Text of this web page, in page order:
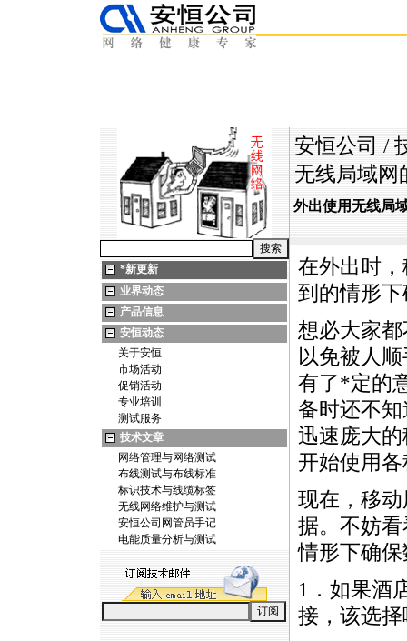
*新更新
业界动态
产品信息
安恒动态
关于安恒
市场活动
促销活动
专业培训
测试服务
技术文章
网络管理与网络测试
布线测试与布线标准
标识技术与线缆标签
无线网络维护与测试
安恒公司网管员手记
电能质量分析与测试
安恒公司 /
无线局域网
外出使用无线局
在外出时
到的情形
想必大家
以免被人
有了*定的
备时还不
迅速庞大
开始使用
现在，移
据。不妨
情形下确
1．如果酒
接，该选择